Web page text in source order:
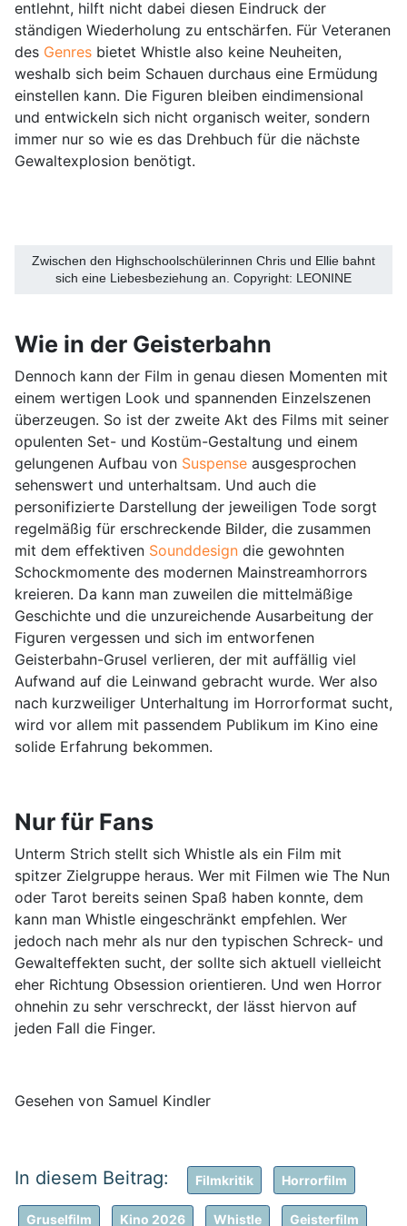
entlehnt, hilft nicht dabei diesen Eindruck der
ständigen Wiederholung zu entschärfen. Für Veteranen
des Genres bietet Whistle also keine Neuheiten,
weshalb sich beim Schauen durchaus eine Ermüdung
einstellen kann. Die Figuren bleiben eindimensional
und entwickeln sich nicht organisch weiter, sondern
immer nur so wie es das Drehbuch für die nächste
Gewaltexplosion benötigt.
Zwischen den Highschoolschülerinnen Chris und Ellie bahnt
sich eine Liebesbeziehung an. Copyright: LEONINE
Wie in der Geisterbahn
Dennoch kann der Film in genau diesen Momenten mit
einem wertigen Look und spannenden Einzelszenen
überzeugen. So ist der zweite Akt des Films mit seiner
opulenten Set- und Kostüm-Gestaltung und einem
gelungenen Aufbau von Suspense ausgesprochen
sehenswert und unterhaltsam. Und auch die
personifizierte Darstellung der jeweiligen Tode sorgt
regelmäßig für erschreckende Bilder, die zusammen
mit dem effektiven Sounddesign die gewohnten
Schockmomente des modernen Mainstreamhorrors
kreieren. Da kann man zuweilen die mittelmäßige
Geschichte und die unzureichende Ausarbeitung der
Figuren vergessen und sich im entworfenen
Geisterbahn-Grusel verlieren, der mit auffällig viel
Aufwand auf die Leinwand gebracht wurde. Wer also
nach kurzweiliger Unterhaltung im Horrorformat sucht,
wird vor allem mit passendem Publikum im Kino eine
solide Erfahrung bekommen.
Nur für Fans
Unterm Strich stellt sich Whistle als ein Film mit
spitzer Zielgruppe heraus. Wer mit Filmen wie The Nun
oder Tarot bereits seinen Spaß haben konnte, dem
kann man Whistle eingeschränkt empfehlen. Wer
jedoch nach mehr als nur den typischen Schreck- und
Gewalteffekten sucht, der sollte sich aktuell vielleicht
eher Richtung Obsession orientieren. Und wen Horror
ohnehin zu sehr verschreckt, der lässt hiervon auf
jeden Fall die Finger.
Gesehen von Samuel Kindler
Filmkritik Horrorfilm
Gruselfilm Kino 2026 Whistle Geisterfilm